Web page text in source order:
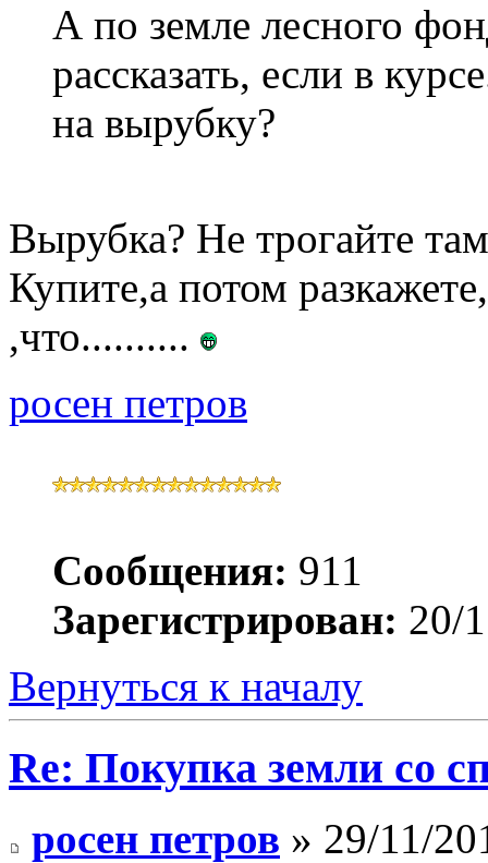
А по земле лесного
рассказать, если в
на вырубку?
Вырубка? Не трогайте
Купите,а потом
,что..........
росен петров
Сообщения: 911
Зарегистрирован: 20/
Вернуться к началу
Re: Покупка земли со
росен петров » 29/11/